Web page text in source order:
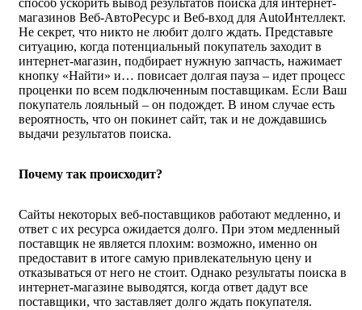
способ ускорить вывод результатов поиска для интернет-
магазинов Веб-АвтоРесурс и Веб-вход для AutoИнтеллект.
Не секрет, что никто не любит долго ждать. Представьте
ситуацию, когда потенциальный покупатель заходит в
интернет-магазин, подбирает нужную запчасть, нажимает
кнопку «Найти» и… повисает долгая пауза – идет процесс
проценки по всем подключенным поставщикам. Если Ваш
покупатель лояльный – он подождет. В ином случае есть
вероятность, что он покинет сайт, так и не дождавшись
выдачи результатов поиска.
Почему так происходит?
Сайты некоторых веб-поставщиков работают медленно, и
ответ с их ресурса ожидается долго. При этом медленный
поставщик не является плохим: возможно, именно он
предоставит в итоге самую привлекательную цену и
отказываться от него не стоит. Однако результаты поиска в
интернет-магазине выводятся, когда ответ дадут все
поставщики, что заставляет долго ждать покупателя.